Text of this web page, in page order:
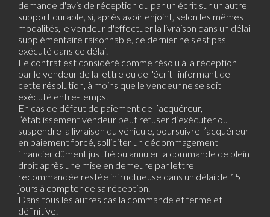
demande d'avis de réception ou par un écrit sur un autre
support durable, si, après avoir enjoint, selon les mêmes
modalités, le vendeur d'effectuer la livraison dans un délai
supplémentaire raisonnable, ce dernier ne s'est pas
exécuté dans ce délai.
Le contrat est considéré comme résolu à la réception
par le vendeur de la lettre ou de l'écrit l'informant de
cette résolution, à moins que le vendeur ne se soit
exécuté entre-temps.
En cas de défaut de paiement de l’acquéreur,
l’établissement vendeur peut refuser d’exécuter ou
suspendre la livraison du véhicule, poursuivre l’acquéreur
en paiement forcé, solliciter un dédommagement
financier dûment justifié ou annuler la commande de plein
droit après une mise en demeure par lettre
recommandée restée infructueuse dans un délai de 15
jours à compter de sa réception.
Dans tous les autres cas la commande et ferme et
définitive.